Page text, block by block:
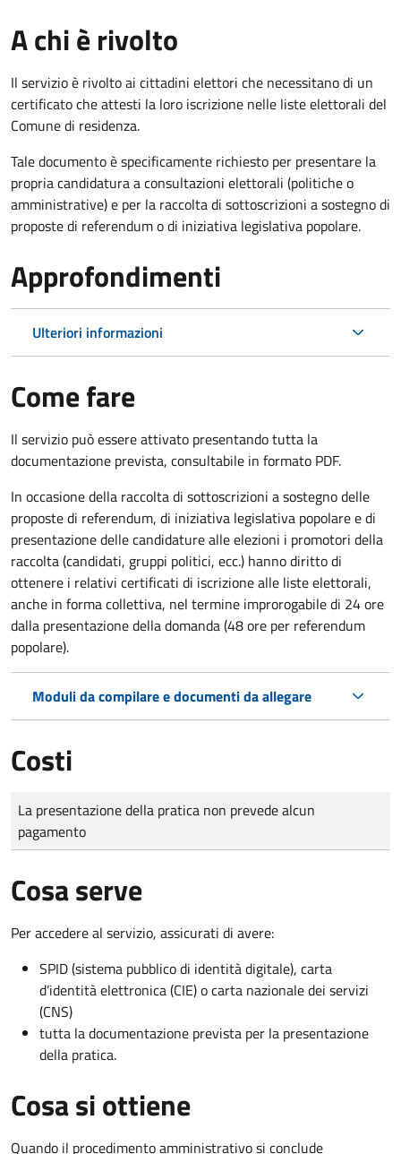
A chi è rivolto
Il servizio è rivolto ai cittadini elettori che necessitano di un
certificato che attesti la loro iscrizione nelle liste elettorali del
Comune di residenza.
Tale documento è specificamente richiesto per presentare la
propria candidatura a consultazioni elettorali (politiche o
amministrative) e per la raccolta di sottoscrizioni a sostegno di
proposte di referendum o di iniziativa legislativa popolare.
Approfondimenti
Ulteriori informazioni
Come fare
Il servizio può essere attivato presentando tutta la
documentazione prevista, consultabile in formato PDF.
In occasione della raccolta di sottoscrizioni a sostegno delle
proposte di referendum, di iniziativa legislativa popolare e di
presentazione delle candidature alle elezioni i promotori della
raccolta (candidati, gruppi politici, ecc.) hanno diritto di
ottenere i relativi certificati di iscrizione alle liste elettorali,
anche in forma collettiva, nel termine improrogabile di 24 ore
dalla presentazione della domanda (48 ore per referendum
popolare).
Moduli da compilare e documenti da allegare
Costi
Tipo di pagamento
Importo
La presentazione della pratica non prevede alcun
pagamento
Cosa serve
Per accedere al servizio, assicurati di avere:
SPID (sistema pubblico di identità digitale), carta
d’identità elettronica (CIE) o carta nazionale dei servizi
(CNS)
tutta la documentazione prevista per la presentazione
della pratica.
Cosa si ottiene
Quando il procedimento amministrativo si conclude